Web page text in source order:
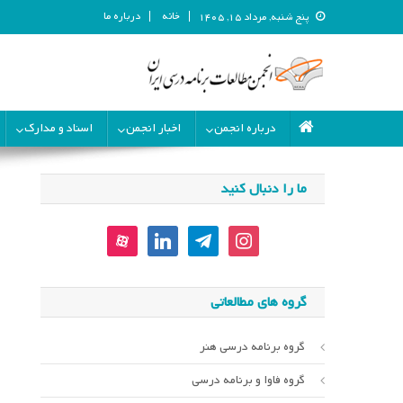
پنج شنبه, مرداد ۱۵, ۱۴۰۵ خانه درباره ما
انجمن مطالعات برنامه درسی
درباره انجمن
اخبار انجمن اسناد و مدارک
ما را دنبال کنید
instagram
telegram
linkedin
aparat
گروه های مطالعاتی
گروه برنامه درسی هنر
گروه فاوا و برنامه درسی